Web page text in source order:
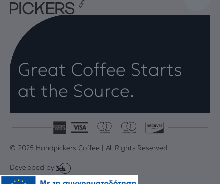
Great Coffee Starts
at the Source.
© 2025 Handpickers Coffee | All Rights Reserved
Developed by